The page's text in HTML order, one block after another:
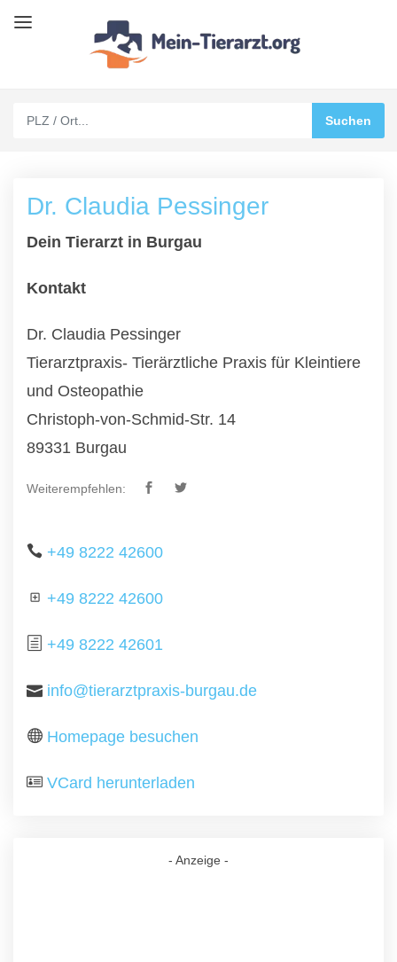
Dr. Claudia Pessinger
Dein Tierarzt in Burgau
Kontakt
Dr. Claudia Pessinger
Tierarztpraxis- Tierärztliche Praxis für Kleintiere
und Osteopathie
Christoph-von-Schmid-Str. 14
89331 Burgau
Weiterempfehlen:
+49 8222 42600
+49 8222 42600
+49 8222 42601
info@tierarztpraxis-burgau.de
Homepage besuchen
VCard herunterladen
- Anzeige -